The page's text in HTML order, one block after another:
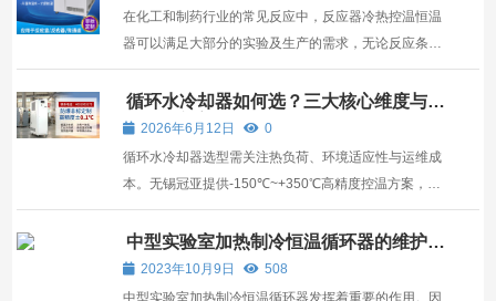
在化工和制药行业的常见反应中，反应器冷热控温恒温
器可以满足大部分的实验及生产的需求，无论反应条件
或过程如何，都存在着一些比较复杂的问题，在不同的
反应阶段热效应也有所不同，那么，反应器冷热控温恒
温器是如何制物料温度的？ 反应器冷热控温恒温器是如
何...
循环水冷却器如何选？三大核心维度与无
锡冠亚方案解析
2026年6月12日
0
循环水冷却器选型需关注热负荷、环境适应性与运维成
本。无锡冠亚提供-150℃~+350℃高精度控温方案，适
用于新能源、激光、化工等工业场景。
中型实验室加热制冷恒温循环器的维护检
查工作
2023年10月9日
508
中型实验室加热制冷恒温循环器发挥着重要的作用。因